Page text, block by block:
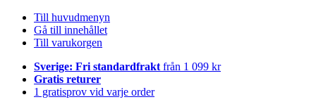
Till huvudmenyn
Gå till innehållet
Till varukorgen
Sverige: Fri standardfrakt från 1 099 kr
Gratis returer
1 gratisprov vid varje order